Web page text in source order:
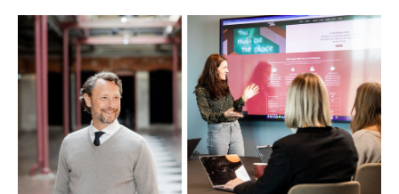
Här tar Skånes mest innovativa företag plats